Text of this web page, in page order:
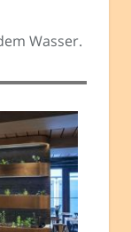
Wasser.